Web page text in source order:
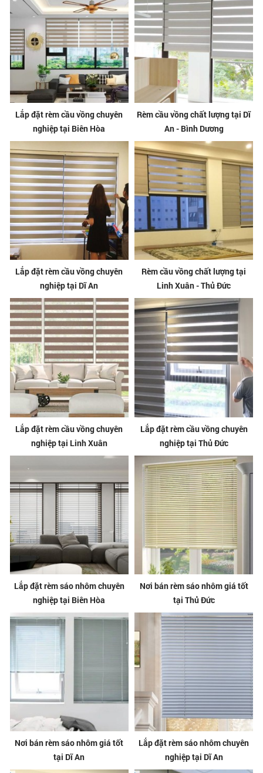
Lắp đặt rèm cầu vồng chuyên
nghiệp tại Biên Hòa
Rèm cầu vồng chất lượng tại Dĩ
An - Bình Dương
Lắp đặt rèm cầu vồng chuyên
nghiệp tại Dĩ An
Rèm cầu vồng chất lượng tại
Linh Xuân - Thủ Đức
Lắp đặt rèm cầu vồng chuyên
nghiệp tại Linh Xuân
Lắp đặt rèm cầu vồng chuyên
nghiệp tại Thủ Đức
Lắp đặt rèm sáo nhôm chuyên
nghiệp tại Biên Hòa
Nơi bán rèm sáo nhôm giá tốt
tại Thủ Đức
Nơi bán rèm sáo nhôm giá tốt
tại Dĩ An
Lắp đặt rèm sáo nhôm chuyên
nghiệp tại Dĩ An